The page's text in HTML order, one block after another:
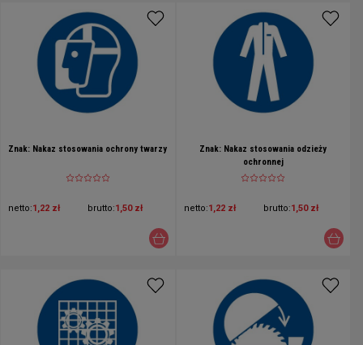
Znak: Nakaz stosowania ochrony twarzy
netto:1,22 zł brutto:1,50 zł
Znak: Nakaz stosowania odzieży
ochronnej
netto:1,22 zł brutto:1,50 zł